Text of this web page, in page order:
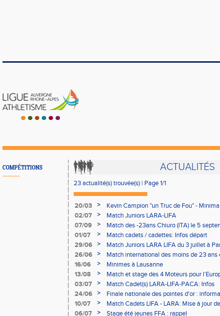
COMPÉTITIONS ACTUALITÉS
23 actualité(s) trouvée(s) | Page 1/1
20/03 >
Kevin Campion "un Truc de Fou" -
Monde à Moscou
02/07 >
Match Juniors LARA-LIFA
07/09
>
Match des -23ans Chiuro (ITA) le 5
01/07
>
Match cadets / cadettes: Infos départ
29/06
>
Match Juniors LARA LIFA du 3 juillet à
26/06
>
Match international des moins de 23
16/06
>
Minimes à Lausanne
13/08
>
Match et stage des 4 Moteurs pour
03/07
>
Match Cadet(s) LARA-LIFA-PACA: Infos
24/06
>
Finale nationale des pointes d'or :
10/07
>
Match Cadets LIFA - LARA: Mise à jour
06/07
>
Stage été jeunes FFA : rappel